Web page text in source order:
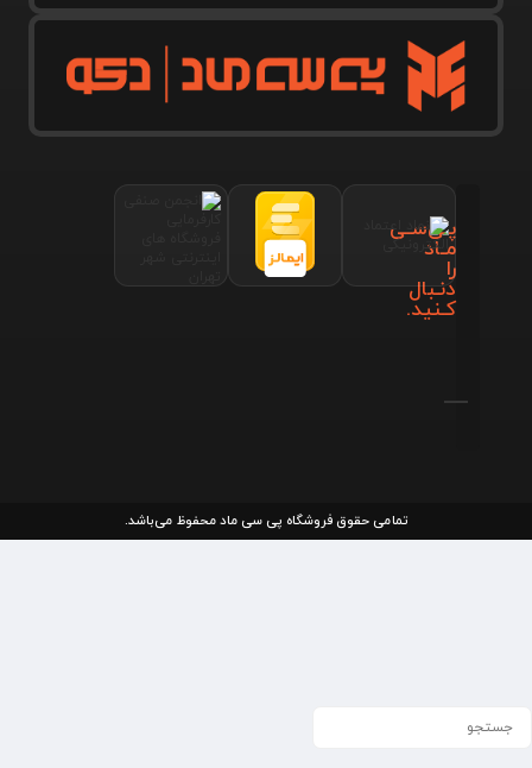
پـی‌سـی
مـاد
را
دنـبال
کـنید.
تمامی حقوق فروشگاه پی سی ماد محفوظ می‌باشد.